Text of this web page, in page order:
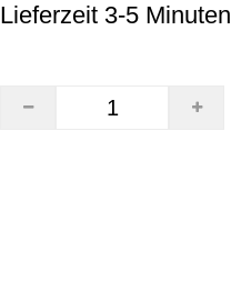
Lieferzeit 3-5 Minuten